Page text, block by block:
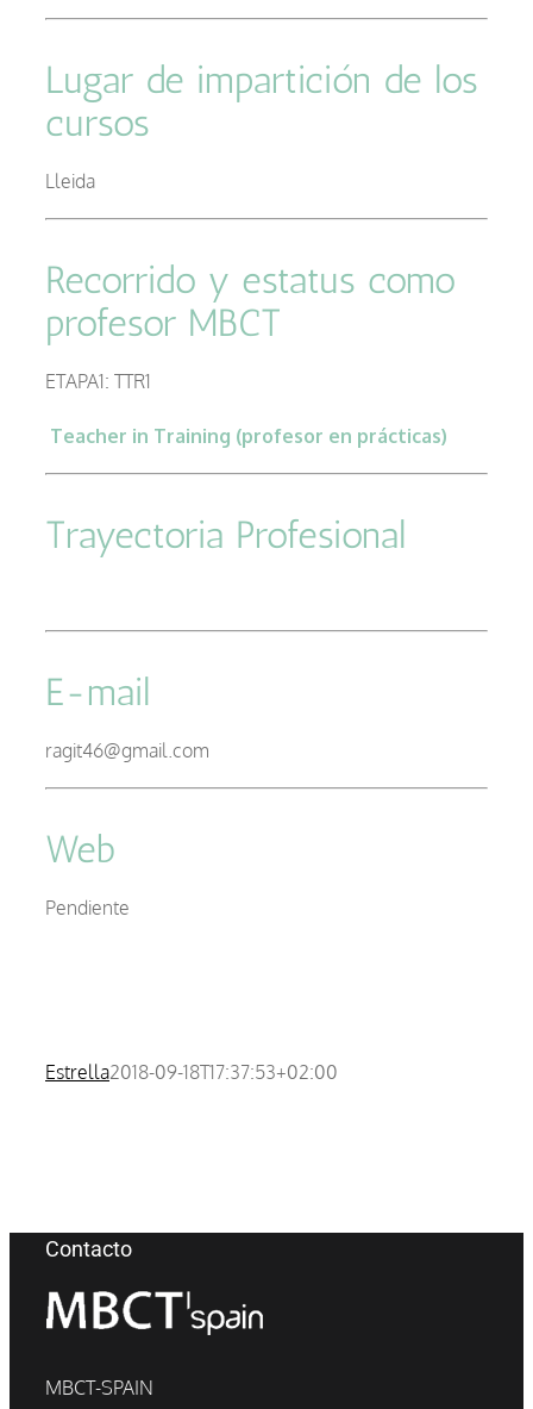
Lugar de impartición de los
cursos
Lleida
Recorrido y estatus como
profesor MBCT
ETAPA1: TTR1
Teacher in Training (profesor en prácticas)
Trayectoria Profesional
E-mail
ragit46@gmail.com
Web
Pendiente
Estrella2018-09-18T17:37:53+02:00
Contacto
MBCT-SPAIN